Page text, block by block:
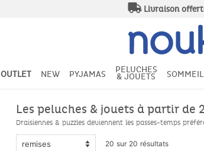
Livraison
OUTLET NEW PYJAMAS PELUCHES
& JOUETS SOMMEIL
Les peluches & jouets à partir de
Draisiennes & puzzles deviennent les passes-temps
20 sur 20 résultats